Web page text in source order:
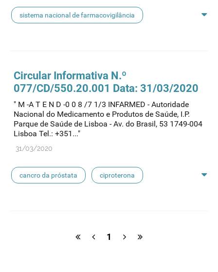
sistema nacional de farmacovigilância
valerato de estradiol hirsutismo
terapêutica de substituição hormonal
risco de meningioma
meningioma
Circular Informativa N.º
077/CD/550.20.001 Data: 31/03/2020
" M -A T E N D -0 0 8 /7 1/3 INFARMED - Autoridade
Nacional do Medicamento e Produtos de Saúde, I.P.
Parque de Saúde de Lisboa - Av. do Brasil, 53 1749-004
Lisboa Tel.: +351..."
31/03/2020
cancro da próstata ciproterona
1